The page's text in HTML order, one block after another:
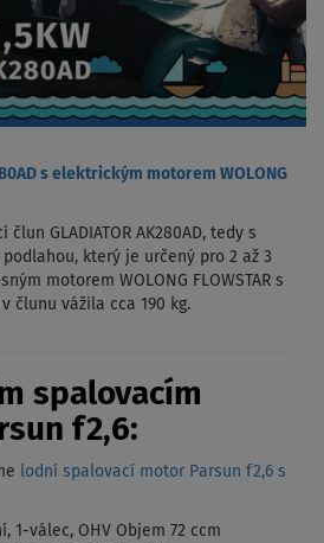
s elektrickým motorem WOLONG
GLADIATOR AK280AD, tedy s
který je určený pro 2 až 3
motorem WOLONG FLOWSTAR s
člunu vážila cca 190 kg.
spalovacím
f2,6:
lodní spalovací motor Parsun f2,6 s
1-válec, OHV Objem 72 ccm